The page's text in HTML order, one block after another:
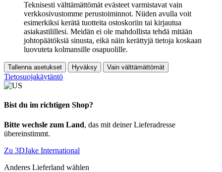
Teknisesti välttämättömät evästeet varmistavat vain
verkkosivustomme perustoiminnot. Niiden avulla voit
esimerkiksi kerätä tuotteita ostoskoriin tai kirjautua
asiakastilillesi. Meidän ei ole mahdollista tehdä mitään
johtopäätöksiä sinusta, eikä näin kerättyjä tietoja koskaan
luovuteta kolmansille osapuolille.
Tallenna asetukset Hyväksy Vain välttämättömät
Tietosuojakäytäntö
Bist du im richtigen Shop?
Bitte wechsle zum Land, das mit deiner Lieferadresse
übereinstimmt.
Zu 3DJake International
Anderes Lieferland wählen